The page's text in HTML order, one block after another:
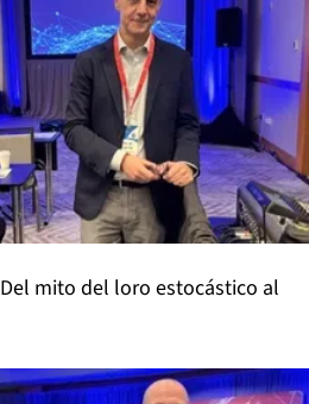
Del mito del loro estocástico al